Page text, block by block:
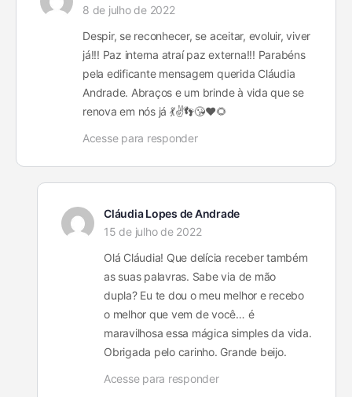
8 de julho de 2022
Despir, se reconhecer, se aceitar, evoluir, viver
já!!! Paz interna atraí paz externa!!! Parabéns
pela edificante mensagem querida Cláudia
Andrade. Abraços e um brinde à vida que se
renova em nós já 💃✌👣😘❤🌻
Acesse para responder
Cláudia Lopes de Andrade
15 de julho de 2022
Olá Cláudia! Que delícia receber também
as suas palavras. Sabe via de mão
dupla? Eu te dou o meu melhor e recebo
o melhor que vem de você… é
maravilhosa essa mágica simples da vida.
Obrigada pelo carinho. Grande beijo.
Acesse para responder